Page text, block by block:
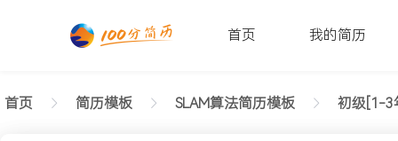
首页 我的简历
首页 简历模板 SLAM算法简历模板 初级[1-3